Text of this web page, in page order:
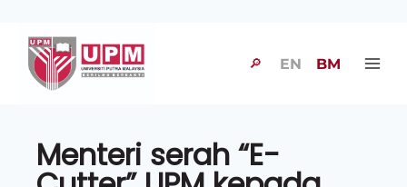
🔎 EN BM
Menteri serah “E-